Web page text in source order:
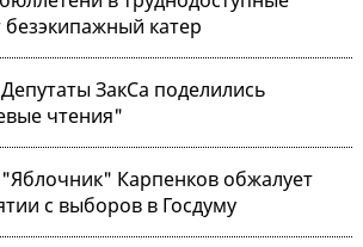
катер
Депутаты ЗакСа поделились
чтения"
"Яблочник" Карпенков обжалует
с выборов в Госдуму